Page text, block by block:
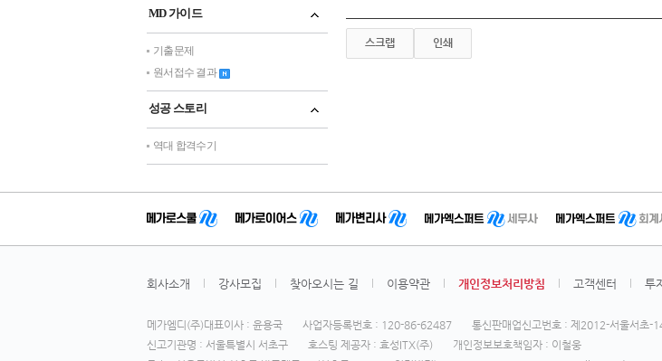
MD 가이드
기출문제
원서접수 결과
성공 스토리
역대 합격수기
스크랩 인쇄
회사소개 강사모집 찾아오시는 길 이용약관 개인정보처리방침 고객센터 투
메가엠디(주)대표이사 : 윤용국 사업자등록번호 : 120-86-62487
통신판매업신고번호 : 제2012-서울서초-
신고기관명 : 서울특별시 서초구
호스팅 제공자 : 효성ITX(주)
개인정보보호책임자 : 이철웅